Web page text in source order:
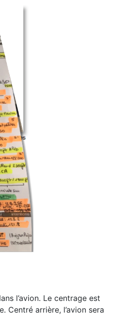
l’avion. Le centrage est
Centré arrière, l’avion sera